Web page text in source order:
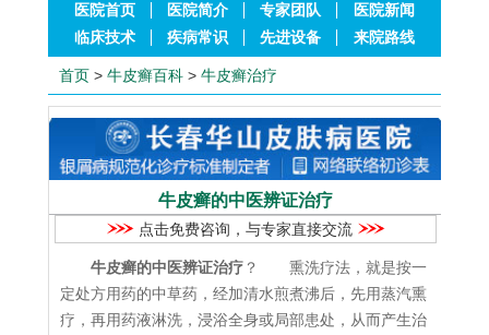
医院首页 医院简介 专家团队
医院新闻
临床技术
疾病常识 先进设备 来院路线
首页 > 牛皮癣百科 > 牛皮癣治疗
牛皮癣的中医辨证治疗
点击免费咨询，与专家直接交流
牛皮癣的中医辨证治疗 ？ 熏洗疗法，就是按一
定处方用药的中草药，经加清水煎煮沸后，先用蒸汽熏
疗，再用药液淋洗，浸浴全身或局部患处，从而产生治